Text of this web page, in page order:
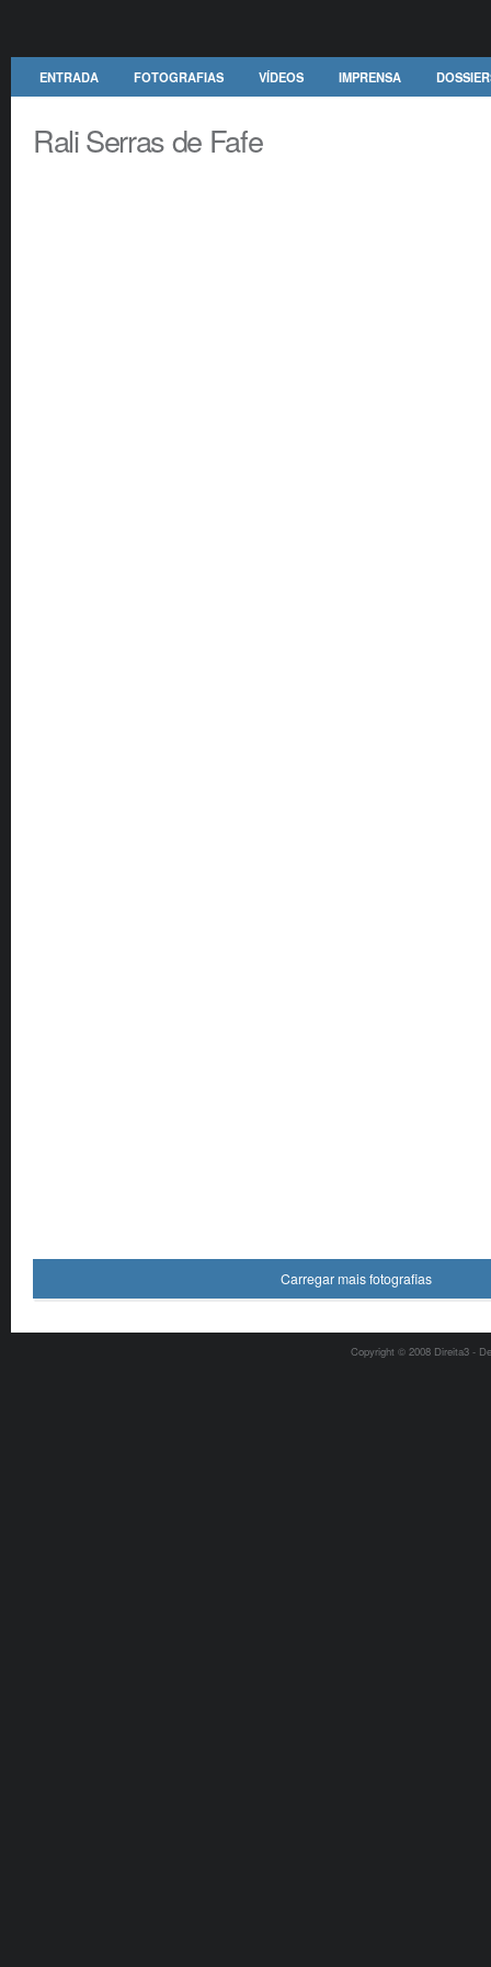
ENTRADA FOTOGRAFIAS VÍDEOS IMPRENSA
Rali Serras de Fafe
Carregar mais fotografias
Copyright © 2008 Direita3 -